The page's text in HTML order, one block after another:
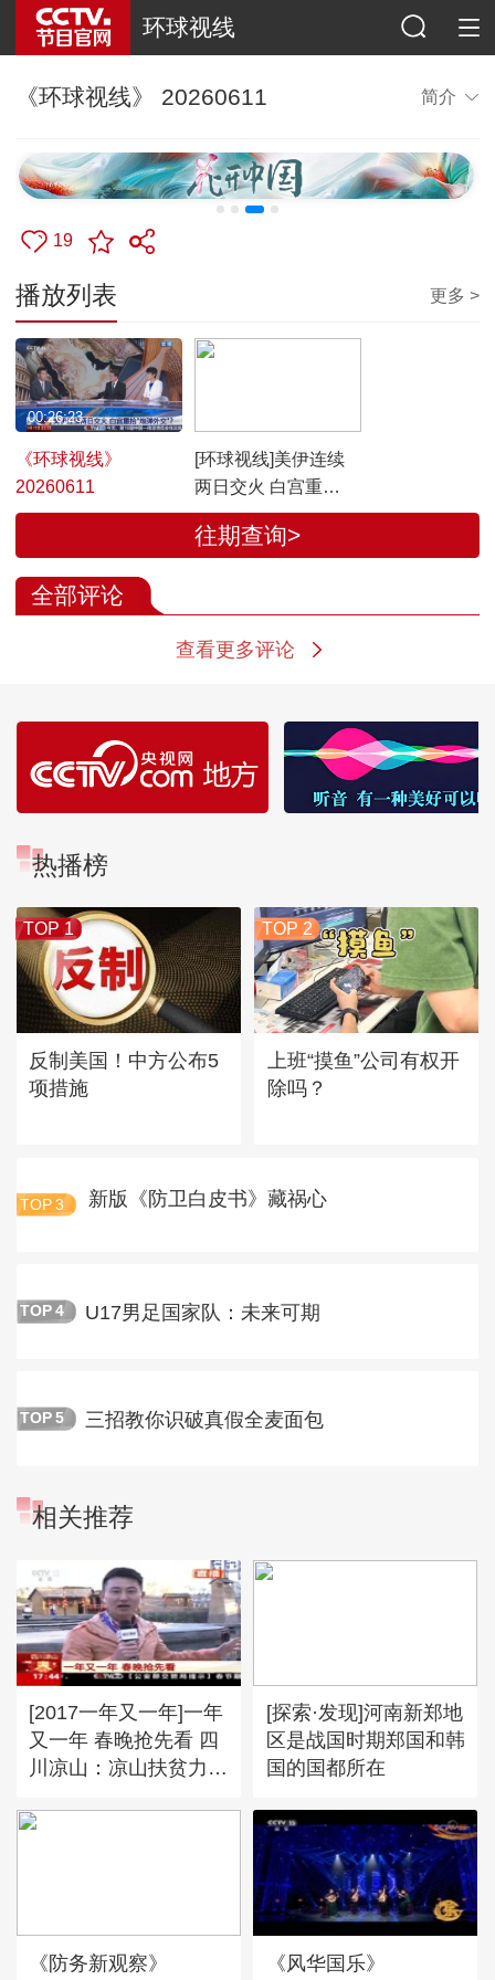
环球视线
《环球视线》 20260611 简介
19
播放列表 更多 >
《环球视线》
20260611
00:26:23
[环球视线]美伊连续
两日交火 白宫重
拾“炮弹外交”？
往期查询>
全部评论
查看更多评论
热播榜
TOP 1
反制美国！中方公布5
项措施
TOP 2
上班“摸鱼”公司有权开
除吗？
TOP 3 新版《防卫白皮书》藏祸心
TOP 4 U17男足国家队：未来可期
TOP 5 三招教你识破真假全麦面包
相关推荐
[2017一年又一年]一年
又一年 春晚抢先看 四
川凉山：凉山扶贫力度
[探索·发现]河南新郑地
区是战国时期郑国和韩
国的国都所在
《防务新观察》
《风华国乐》